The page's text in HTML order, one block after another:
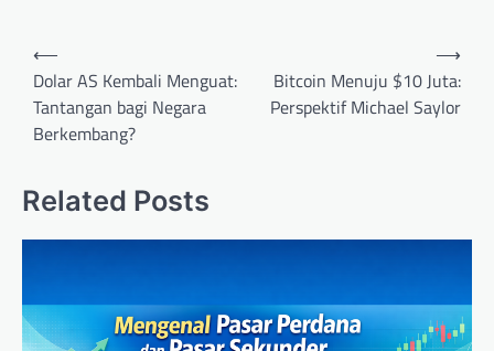
Post
navigation
⟵
Dolar AS Kembali Menguat:
Tantangan bagi Negara
Berkembang?
Bitcoin Menuju $10 Juta:
Perspektif Michael Saylor
⟶
Related Posts